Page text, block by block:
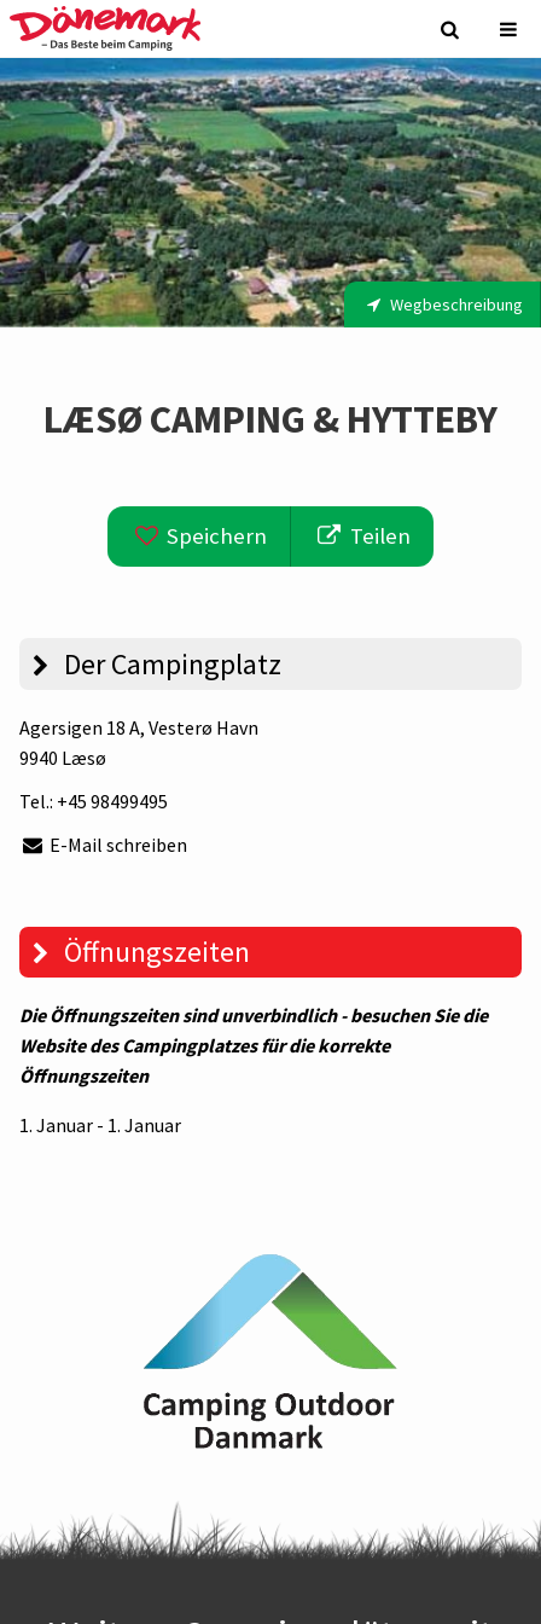
Wegbeschreibung
LÆSØ CAMPING & HYTTEBY
Speichern Teilen
Der Campingplatz
Agersigen 18 A, Vesterø Havn
9940 Læsø
Tel.: +45 98499495
E-Mail schreiben
Öffnungszeiten
Die Öffnungszeiten sind unverbindlich - besuchen Sie die
Website des Campingplatzes für die korrekte
Öffnungszeiten
1. Januar - 1. Januar